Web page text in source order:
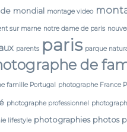
mondial montage video
sur marne notre dame de paris
parents paris parque
de
famille Portugal photographe France
photographe professionnel
lifestyle photographies photos